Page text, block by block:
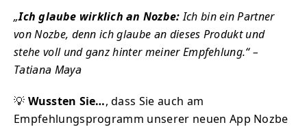
„Ich glaube wirklich an Nozbe:Ich bin ein Partner
von Nozbe, denn ich glaube an dieses Produkt und
stehe voll und ganz hinter meiner Empfehlung.“ –
Tatiana Maya
💡 Wussten Sie…, dass Sie auch am
Empfehlungsprogramm unserer neuen App Nozbe